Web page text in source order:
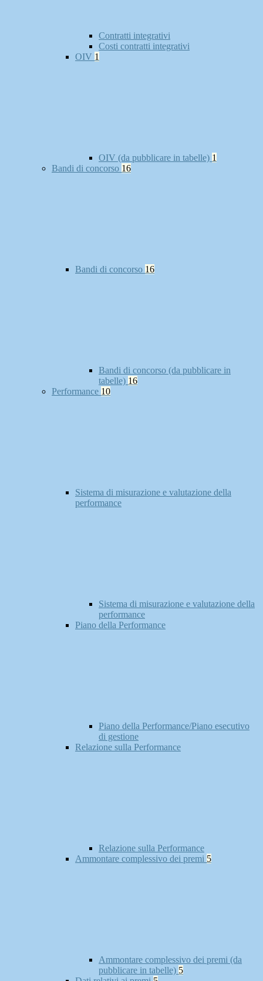
Contratti integrativi
Costi contratti integrativi
OIV 1
OIV (da pubblicare in tabelle) 1
Bandi di concorso 16
Bandi di concorso 16
Bandi di concorso (da pubblicare in
tabelle) 16
Performance 10
Sistema di misurazione e valutazione della
performance
Sistema di misurazione e valutazione della
performance
Piano della Performance
Piano della Performance/Piano esecutivo
di gestione
Relazione sulla Performance
Relazione sulla Performance
Ammontare complessivo dei premi 5
Ammontare complessivo dei premi (da
pubblicare in tabelle) 5